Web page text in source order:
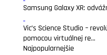
Samsung Galaxy XR:
Vic’s Science Studio –
pomocou virtuálnej re...
Najpopularnejšie